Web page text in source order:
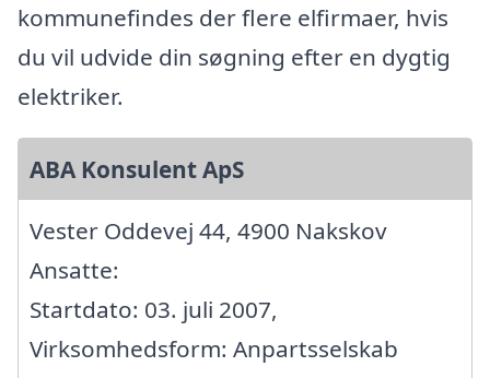
kommunefindes der flere elfirmaer, hvis
du vil udvide din søgning efter en dygtig
elektriker.
ABA Konsulent ApS
Vester Oddevej 44, 4900 Nakskov
Ansatte:
Startdato: 03. juli 2007,
Virksomhedsform: Anpartsselskab